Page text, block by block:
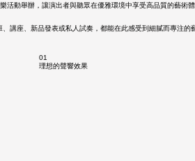
動舉辦，讓演出者與聽眾在優雅環境中享受高品質的藝術體
講座、新品發表或私人試奏，都能在此感受到細膩而專注的
01
理想的聲響效果